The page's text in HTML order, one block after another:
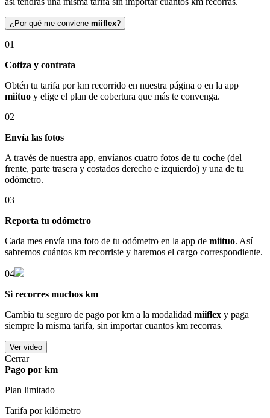
¿Por qué me conviene miiflex?
01
Cotiza y contrata
Obtén tu tarifa por km recorrido en nuestra página o en la app
miituo y elige el plan de cobertura que más te convenga.
02
Envía las fotos
A través de nuestra app, envíanos cuatro fotos de tu coche (del
frente, parte trasera y costados derecho e izquierdo) y una de tu
odómetro.
03
Reporta tu odómetro
Cada mes envía una foto de tu odómetro en la app de miituo. Así
sabremos cuántos km recorriste y haremos el cargo correspondiente.
04
Si recorres muchos km
Cambia tu seguro de pago por km a la modalidad miiflex y paga
siempre la misma tarifa, sin importar cuantos km recorras.
Ver video
Cerrar
Pago por km
Plan limitado
Tarifa por kilómetro